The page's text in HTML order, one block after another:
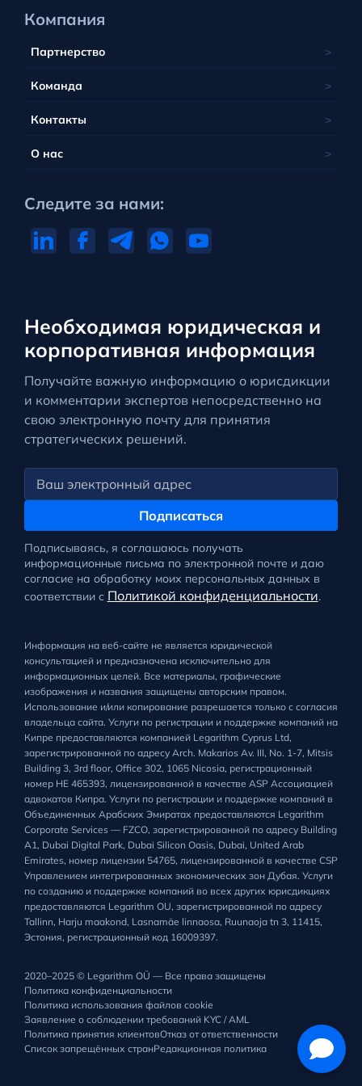
Необходимая юридическая и
корпоративная информация
Получайте важную информацию о юрисдикции
и комментарии экспертов непосредственно на
свою электронную почту для принятия
стратегических решений.
Подписаться
Подписываясь, я соглашаюсь получать
информационные письма по электронной почте и даю
согласие на обработку моих персональных данных в
соответствии с Политикой конфиденциальности.
Компания
Партнерство
Команда
Контакты
О нас
Следите за нами:
Информация на веб-сайте не является юридической
консультацией и предназначена исключительно для
информационных целей. Все материалы, графические
изображения и названия защищены авторским правом.
Использование и/или копирование разрешается только с согласия
владельца сайта. Услуги по регистрации и поддержке компаний на
Кипре предоставляются компанией Legarithm Cyprus Ltd,
зарегистрированной по адресу Arch. Makarios Av. III, No. 1-7, Mitsis
Building 3, 3rd floor, Office 302, 1065 Nicosia, регистрационный
номер HE 465393, лицензированной в качестве ASP Ассоциацией
адвокатов Кипра. Услуги по регистрации и поддержке компаний в
Объединенных Арабских Эмиратах предоставляются Legarithm
Corporate Services — FZCO, зарегистрированной по адресу Building
A1, Dubai Digital Park, Dubai Silicon Oasis, Dubai, United Arab
Emirates, номер лицензии 54765, лицензированной в качестве CSP
Управлением интегрированных экономических зон Дубая. Услуги
по созданию и поддержке компаний во всех других юрисдикциях
предоставляются Legarithm OU, зарегистрированной по адресу
Tallinn, Harju maakond, Lasnamäe linnaosa, Ruunaoja tn 3, 11415,
Эстония, регистрационный код 16009397.
2020–2025 © Legarithm OÜ — Все права защищены
Политика конфиденциальности
Политика использования файлов cookie
Заявление о соблюдении требований KYC / AML
Политика принятия клиентовОтказ от ответственности
Список запрещённых странРедакционная политика